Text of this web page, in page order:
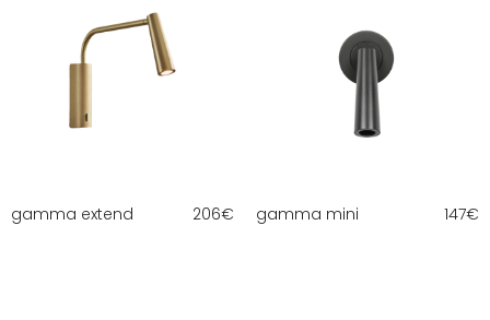
gamma extend 206€ gamma mini 147€